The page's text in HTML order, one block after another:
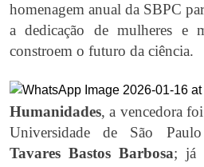
homenagem anual da SBPC
a dedicação de mulheres e
constroem o futuro da ciência.
Humanidades, a vencedora
Universidade de São
Tavares Bastos Barbosa; já